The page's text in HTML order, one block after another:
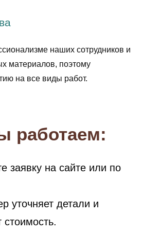
наших сотрудников и
материалов, поэтому
на все виды работ.
работаем:
заявку на сайте или по
уточняет детали и
стоимость.